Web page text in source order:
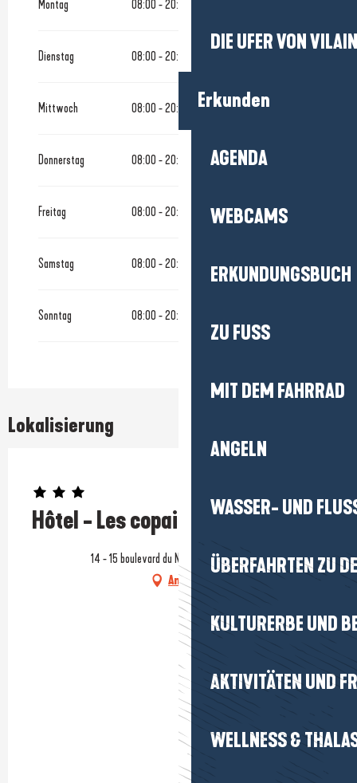
DIE UFER VON
Erkunden
AGENDA
WEBCAMS
ERKUNDUNGSBUCH
ZU FUSS
MIT DEM FAHRRAD
ANGELN
WASSER- UND
ÜBERFAHRTEN ZU
KULTURERBE UND
AKTIVITÄTEN UND
WELLNESS &
Montag 08:00 - 20:00
Dienstag 08:00 - 20:00
Mittwoch 08:00 - 20:00
Donnerstag 08:00 - 20:00
Freitag 08:00 - 20:00
Samstag 08:00 - 20:00
Sonntag 08:00 - 20:00
Lokalisierung
Hôtel - Les copains d'amour
Prestataire engagé dans une démarche environnementale
14 - 15 boulevard du Nord, 44350 Guérande
Anfahrt